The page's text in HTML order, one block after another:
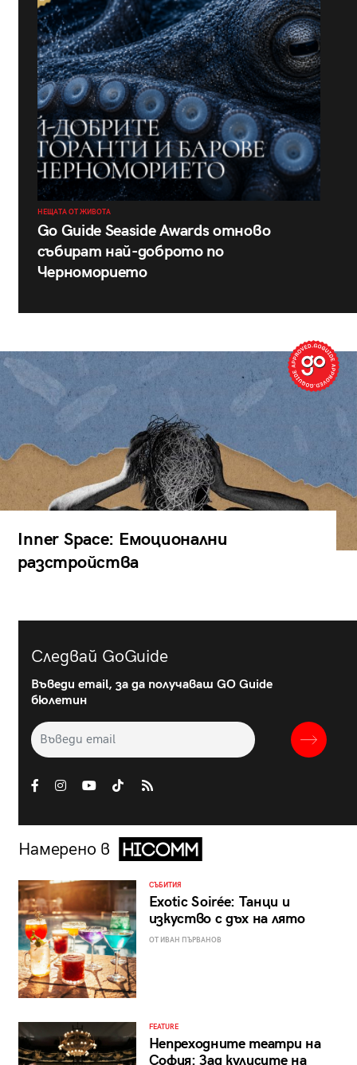
НЕЩАТА ОТ ЖИВОТА
Go Guide Seaside Awards отново
събират най-доброто по
Черноморието
Inner Space: Емоционални
разстройства
Следвай GoGuide
Въведи email, за да получаваш GO Guide
бюлетин
Намерено в
СЪБИТИЯ
Exotic Soirée: Танци и
изкуство с дъх на лято
ОТ ИВАН ПЪРВАНОВ
FEATURE
Непреходните театри на
София: Зад кулисите на